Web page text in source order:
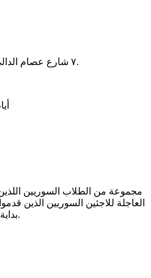
٧ شارع عصام الدالي - أمام مجلس الدولة - الدقي.
مجموعة من الطلاب السوريين
العاجلة للاجئين السوريين الذين
بداية الأزمة السورية في عام ٢٠١١.